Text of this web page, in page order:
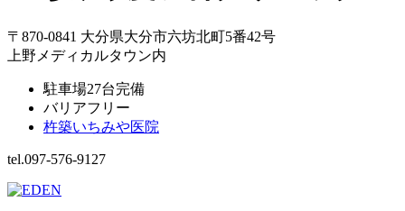
〒870-0841 大分県大分市六坊北町5番42号
上野メディカルタウン内
駐車場27台完備
バリアフリー
杵築いちみや医院
tel.097-576-9127